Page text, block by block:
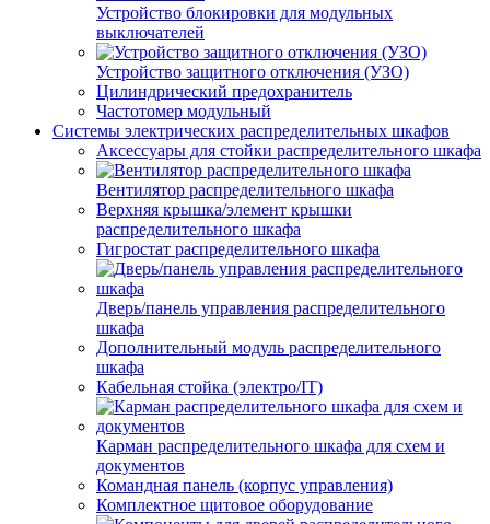
Устройство блокировки для модульных
выключателей
Устройство защитного отключения (УЗО)
Цилиндрический предохранитель
Частотомер модульный
Системы электрических распределительных шкафов
Аксессуары для стойки распределительного шкафа
Вентилятор распределительного шкафа
Верхняя крышка/элемент крышки
распределительного шкафа
Гигростат распределительного шкафа
Дверь/панель управления распределительного
шкафа
Дополнительный модуль распределительного
шкафа
Кабельная стойка (электро/IT)
Карман распределительного шкафа для схем и
документов
Командная панель (корпус управления)
Комплектное щитовое оборудование